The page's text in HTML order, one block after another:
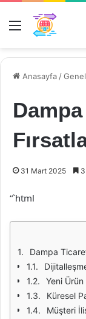
Menü
Anasayfa /Genel
31 Mart 2025
“`html
Dampa
Yeni
Küresel
Müşteri